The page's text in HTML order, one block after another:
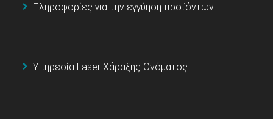
Πληροφορίες για την εγγύηση προϊόντων
Υπηρεσία Laser Χάραξης Ονόματος